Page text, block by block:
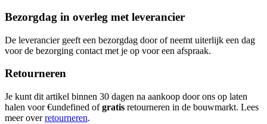
Bezorgdag in overleg met leverancier
De leverancier geeft een bezorgdag door of neemt uiterlijk een dag
voor de bezorging contact met je op voor een afspraak.
Retourneren
Je kunt dit artikel binnen 30 dagen na aankoop door ons op laten
halen voor €undefined ofgratis retourneren in de bouwmarkt. Lees
meer overretourneren.